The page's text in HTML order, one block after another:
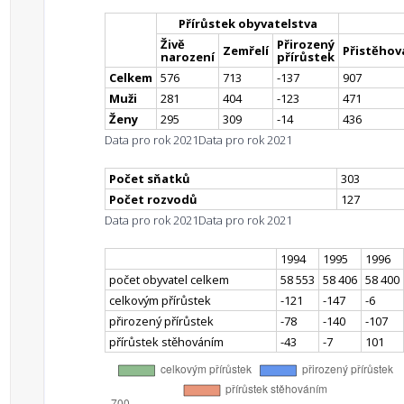
Hostouň
Kaničky
Kout na Šumavě
Luženičky
Mrákov
Nevolice
Otov
Postřekov
Spáňov
Stráž
Újezd
Vidice
Zahořany
Brnířov
Přírůstek obyvatelstva
Živě
narození Zemřelí Přirozený
přírůstek
Celkem 576 713 -137
907
Muži
281 404 -123
471
Ženy
295 309 -14
436
Data pro rok 2021Data pro rok 2021
Počet sňatků
303
Počet rozvodů
127
Data pro rok 2021Data pro rok 2021
1994 1995
1996
počet obyvatel celkem
58 553 58 406 58 400
celkovým přírůstek
-121 -147
-6
přirozený přírůstek
-78 -140
-107
přírůstek stěhováním
-43 -7 101